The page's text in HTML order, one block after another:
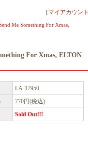
［ マイアカウント
Me Something For Xmas,
For Xmas, ELTON
LA-17950
770円(税込)
Sold Out!!!